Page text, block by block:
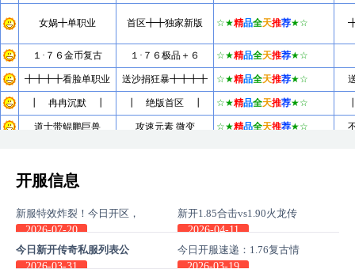
开服信息
新服特效炸裂！今日开区，
刀刀带闪电，刀刀带火焰！
2026-07-20
新开1.85合击vs1.90火龙传
奇-版本差异有多少？
2026-04-11
今日新开传奇私服列表公
布、你更喜欢那个版本？
2026-03-31
今日开服速递：1.76复古情
怀与1.85合击策略同步上线
2026-03-19